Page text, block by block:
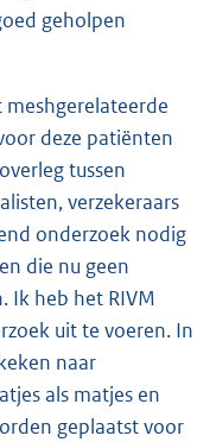
geholpen
deze patiënten
tussen
verzekeraars
onderzoek nodig
die nu geen
Ik heb het RIVM
uit te voeren. In
naar
als matjes en
geplaatst voor